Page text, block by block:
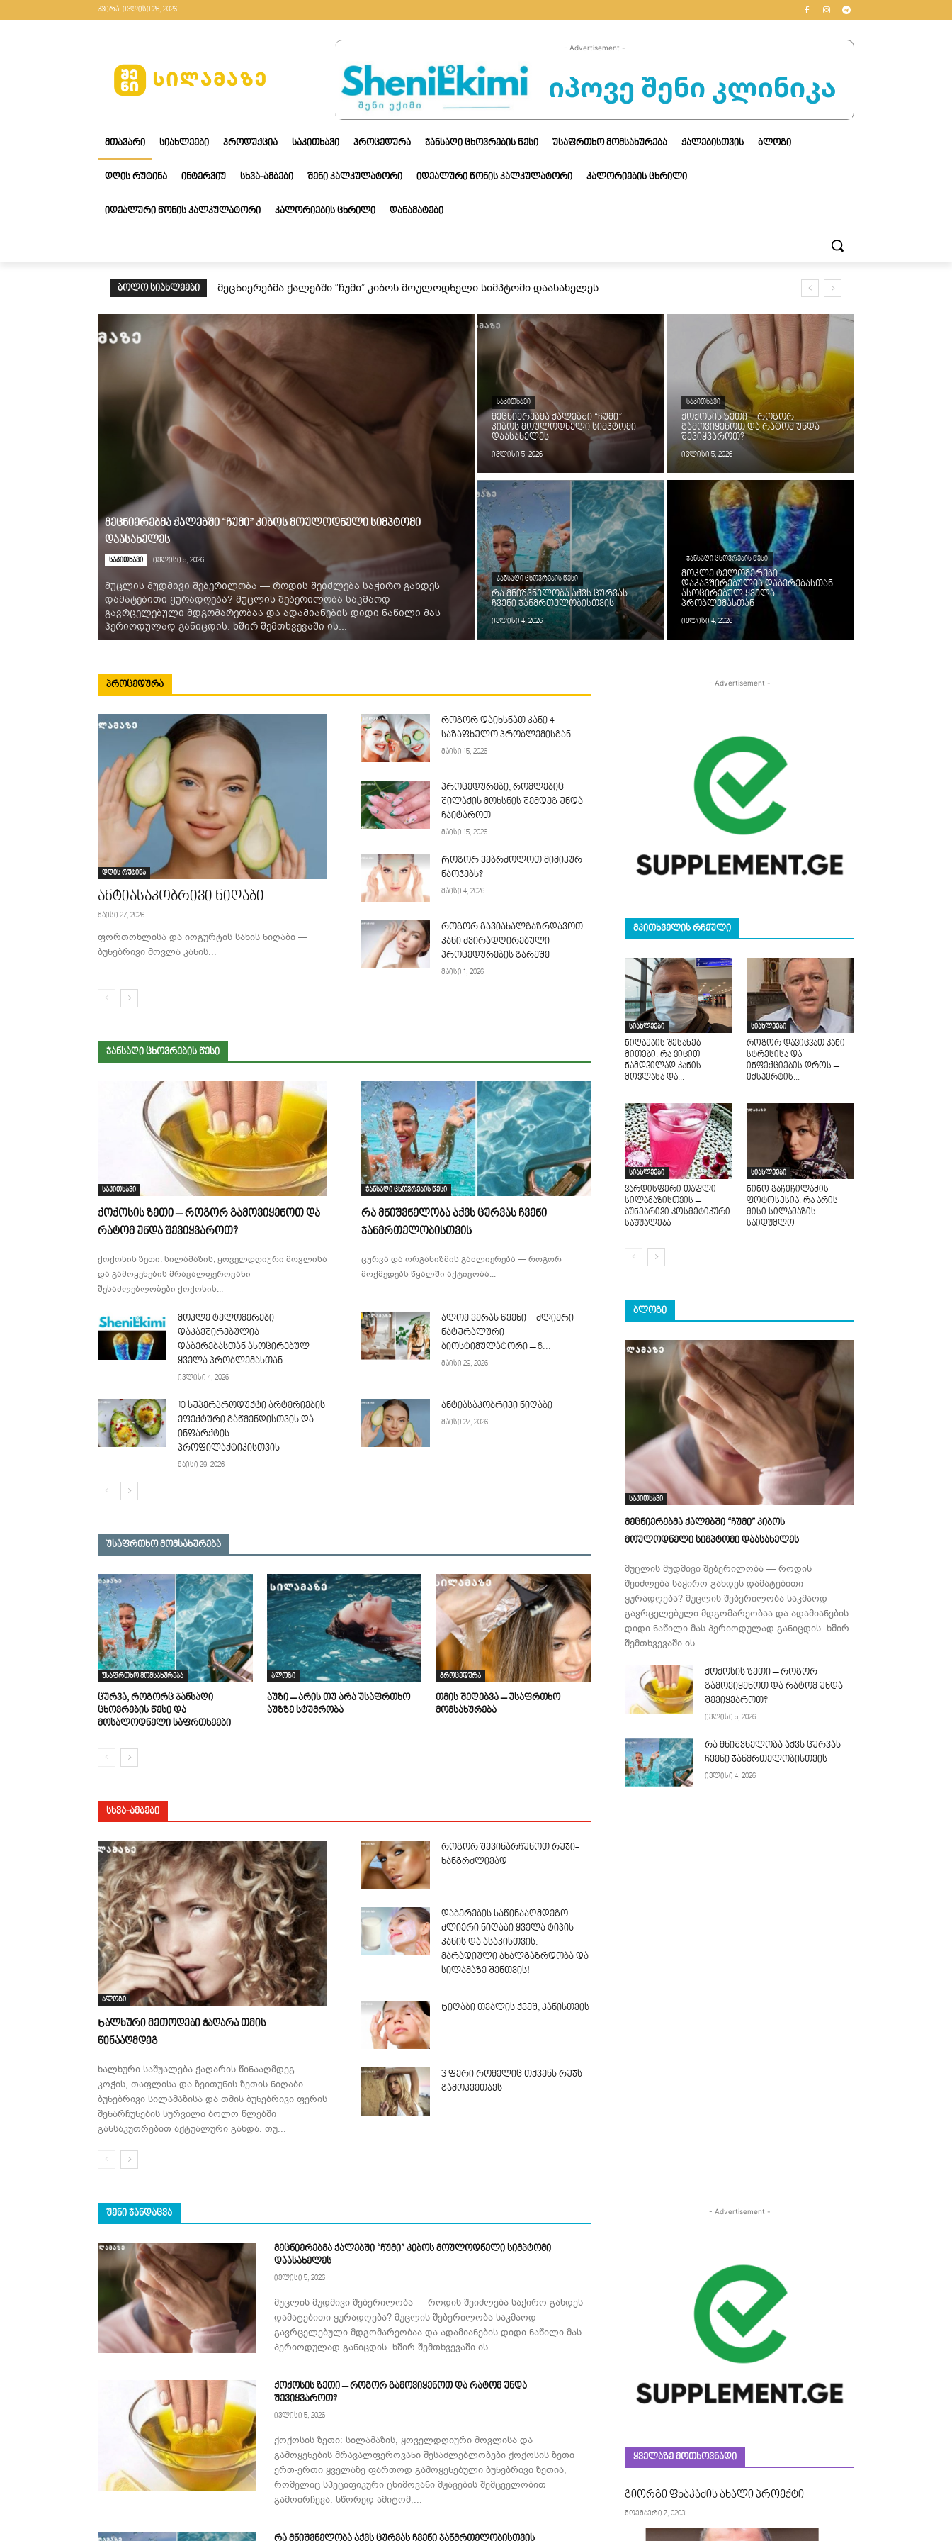
კვირა, ივლისი 26, 2026
- Advertisement -
ᲛᲗᲐᲕᲐᲠᲘ ᲡᲘᲐᲮᲚᲔᲔᲑᲘ ᲞᲠᲝᲓᲣᲥᲪᲘᲐ ᲡᲐᲙᲘᲗᲮᲐᲕᲘ ᲞᲠᲝᲪᲔᲓᲣᲠᲐ ᲯᲐᲜᲡᲐᲦᲘ ᲪᲮᲝᲕᲠᲔᲑᲘᲡ ᲬᲔᲡᲘ ᲣᲡᲐᲤᲠᲗᲮᲝ ᲛᲝᲛᲡᲐᲮᲣᲠᲔᲑᲐ ᲥᲐᲚᲔᲑᲘᲡᲗᲕᲘᲡ ᲑᲚᲝᲒᲘ
ᲓᲦᲘᲡ ᲠᲣᲢᲘᲜᲐ ᲘᲜᲢᲔᲠᲕᲘᲣ ᲡᲮᲕᲐ-ᲐᲛᲑᲔᲑᲘ ᲨᲔᲜᲘ ᲙᲐᲚᲙᲣᲚᲐᲢᲝᲠᲘ ᲘᲓᲔᲐᲚᲣᲠᲘ ᲬᲝᲜᲘᲡ ᲙᲐᲚᲙᲣᲚᲐᲢᲝᲠᲘ ᲙᲐᲚᲝᲠᲘᲔᲑᲘᲡ ᲪᲮᲠᲘᲚᲘ
ᲘᲓᲔᲐᲚᲣᲠᲘ ᲬᲝᲜᲘᲡ ᲙᲐᲚᲙᲣᲚᲐᲢᲝᲠᲘ ᲙᲐᲚᲝᲠᲘᲔᲑᲘᲡ ᲪᲮᲠᲘᲚᲘ ᲓᲐᲜᲐᲛᲐᲢᲔᲑᲘ
ᲑᲝᲚᲝ ᲡᲘᲐᲮᲚᲔᲔᲑᲘ მეცნიერებმა ქალებში “ჩუმი” კიბოს მოულოდნელი სიმპტომი დაასახელეს
მეცნიერებმა ქალებში “ჩუმი” კიბოს მოულოდნელი სიმპტომი
დაასახელეს
საკითხავი ივლისი 5, 2026
მუცლის მუდმივი შებერილობა — როდის შეიძლება საჭირო გახდეს
დამატებითი ყურადღება? მუცლის შებერილობა საკმაოდ
გავრცელებული მდგომარეობაა და ადამიანების დიდი ნაწილი მას
პერიოდულად განიცდის. ხშირ შემთხვევაში ის...
ᲡᲐᲙᲘᲗᲮᲐᲕᲘ
მეცნიერებმა ქალებში “ჩუმი”
კიბოს მოულოდნელი სიმპტომი
დაასახელეს
ივლისი 5, 2026
ᲡᲐᲙᲘᲗᲮᲐᲕᲘ
ქოქოსის ზეთი – როგორ
გამოვიყენოთ და რატომ უნდა
შევიყვაროთ?
ივლისი 5, 2026
ᲯᲐᲜᲡᲐᲦᲘ ᲪᲮᲝᲕᲠᲔᲑᲘᲡ ᲬᲔᲡᲘ
რა მნიშვნელობა აქვს ცურვას
ჩვენი ჯანმრთელობისთვის
ივლისი 4, 2026
ᲯᲐᲜᲡᲐᲦᲘ ᲪᲮᲝᲕᲠᲔᲑᲘᲡ ᲬᲔᲡᲘ
მოკლე ტელომერები
დაკავშირებულია დაბერებასთან
ასოცირებულ ყველა
პრობლემასთან
ივლისი 4, 2026
ᲞᲠᲝᲪᲔᲓᲣᲠᲐ
დღის რუტინა
ანტიასაკობრივი ნიღაბი
მაისი 27, 2026
ფორთოხლისა და იოგურტის სახის ნიღაბი —
ბუნებრივი მოვლა კანის...
როგორ დაიხსნათ კანი 4
საზაფხულო პრობლემისგან
მაისი 15, 2026
პროცედურები, რომლებიც
შილაქის მოხსნის შემდეგ უნდა
ჩაიტაროთ
მაისი 15, 2026
Როგორ ვებრძოლოთ მიმიკურ
ნაოჭებს?
მაისი 4, 2026
როგორ გავიახალგაზრდავოთ
კანი ძვირადღირებული
პროცედურების გარეშე
მაისი 1, 2026
ᲯᲐᲜᲡᲐᲦᲘ ᲪᲮᲝᲕᲠᲔᲑᲘᲡ ᲬᲔᲡᲘ
საკითხავი
ქოქოსის ზეთი – როგორ გამოვიყენოთ და
რატომ უნდა შევიყვაროთ?
ქოქოსის ზეთი: სილამაზის, ყოველდღიური მოვლისა
და გამოყენების მრავალფეროვანი
შესაძლებლობები ქოქოსის...
ჯანსაღი ცხოვრების წესი
რა მნიშვნელობა აქვს ცურვას ჩვენი
ჯანმრთელობისთვის
ცურვა და ორგანიზმის გაძლიერება — როგორ
მოქმედებს წყალში აქტივობა...
მოკლე ტელომერები
დაკავშირებულია
დაბერებასთან ასოცირებულ
ყველა პრობლემასთან
ივლისი 4, 2026
ალოე ვერას წვენი – ძლიერი
ნატურალური
ბიოსტიმულატორი – 6...
მაისი 29, 2026
10 სუპერპროდუქტი არტერიების
ეფექტური გაწმენდისთვის და
ინფარქტის
პროფილაქტიკისთვის
მაისი 29, 2026
ანტიასაკობრივი ნიღაბი
მაისი 27, 2026
უსაფრთხო მომსახურება
უსაფრთხო მომსახურება
ცურვა, როგორც ჯანსაღი
ცხოვრების წესი და
მოსალოდნელი საფრთხეები
ბლოგი
აუზი – არის თუ არა უსაფრთხო
აუზზე სტუმრობა
პროცედურა
თმის შეღებვა – უსაფრთხო
მომსახურება
ᲡᲮᲕᲐ-ᲐᲛᲑᲔᲑᲘ
ბლოგი
Ხალხური მეთოდები ჭაღარა თმის
წინააღმდეგ
ხალხური საშუალება ჭაღარის წინააღმდეგ —
კოჭის, თაფლისა და ზეითუნის ზეთის ნიღაბი
ბუნებრივი სილამაზისა და თმის ბუნებრივი ფერის
შენარჩუნების სურვილი ბოლო წლებში
განსაკუთრებით აქტუალური გახდა. თუ...
როგორ შევინარჩუნოთ რუჯი-
ხანგრძლივად
დაბერების საწინააღმდეგო
ძლიერი ნიღაბი ყველა ტიპის
კანის და ასაკისთვის.
მარადიული ახალგაზრდობა და
სილამაზე შენთვის!
Ნიღაბი თვალის ქვეშ, კანისთვის
3 ფერი რომელიც თქვენს რუჯს
გამოკვეთავს
- Advertisement -
ᲛᲙᲘᲗᲮᲕᲔᲚᲘᲡ ᲠᲩᲔᲣᲚᲘ
სიახლეები
ნიღბების შესახებ
მითები: რა ვიცით
ნამდვილად კანის
მოვლასა და...
სიახლეები
როგორ დავიცვათ კანი
სტრესისა და
ინფექციების დროს –
ექსპერტის...
სიახლეები
ვარდისფერი თაფლი
სილამაზისთვის –
ბუნებრივი კოსმეტიკური
საშუალება
სიახლეები
ნინო გაჩეჩილაძის
ფოტოსესია: რა არის
მისი სილამაზის
საიდუმლო
ᲑᲚᲝᲒᲘ
საკითხავი
მეცნიერებმა ქალებში “ჩუმი” კიბოს
მოულოდნელი სიმპტომი დაასახელეს
მუცლის მუდმივი შებერილობა — როდის
შეიძლება საჭირო გახდეს დამატებითი
ყურადღება? მუცლის შებერილობა საკმაოდ
გავრცელებული მდგომარეობაა და ადამიანების
დიდი ნაწილი მას პერიოდულად განიცდის. ხშირ
შემთხვევაში ის...
ქოქოსის ზეთი – როგორ
გამოვიყენოთ და რატომ უნდა
შევიყვაროთ?
ივლისი 5, 2026
რა მნიშვნელობა აქვს ცურვას
ჩვენი ჯანმრთელობისთვის
ივლისი 4, 2026
ᲨᲔᲜᲘ ᲯᲐᲜᲓᲐᲪᲕᲐ
მეცნიერებმა ქალებში “ჩუმი” კიბოს მოულოდნელი სიმპტომი
დაასახელეს
ივლისი 5, 2026
მუცლის მუდმივი შებერილობა — როდის შეიძლება საჭირო გახდეს
დამატებითი ყურადღება? მუცლის შებერილობა საკმაოდ
გავრცელებული მდგომარეობაა და ადამიანების დიდი ნაწილი მას
პერიოდულად განიცდის. ხშირ შემთხვევაში ის...
ქოქოსის ზეთი – როგორ გამოვიყენოთ და რატომ უნდა
შევიყვაროთ?
ივლისი 5, 2026
ქოქოსის ზეთი: სილამაზის, ყოველდღიური მოვლისა და
გამოყენების მრავალფეროვანი შესაძლებლობები ქოქოსის ზეთი
ერთ-ერთი ყველაზე ფართოდ გამოყენებული ბუნებრივი ზეთია,
რომელიც სპეციფიკური ცხიმოვანი მჟავების შემცველობით
გამოირჩევა. სწორედ ამიტომ,...
- Advertisement -
ᲧᲕᲔᲚᲐᲖᲔ ᲛᲝᲗᲮᲝᲕᲜᲐᲓᲘ
გიორგი ფხაკაძის ახალი პროექტი
ნოემბერი 7, 0203